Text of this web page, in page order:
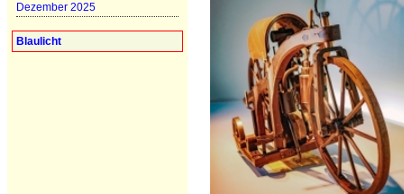
Dezember 2025
Blaulicht